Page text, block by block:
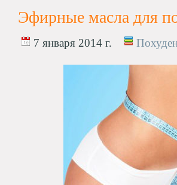
Эфирные масла для
7 января 2014 г.